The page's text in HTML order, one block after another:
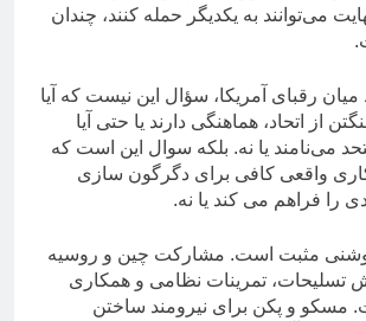
می‌توانند به یکدیگر حمله کنند، چندان
رقبای آمریکا، سؤال این نیست که آیا
از اتحاد، هماهنگی دارند یا حتی آیا
می‌نامند یا نه. بلکه سوال این است که
واقعی کافی برای دگرگون سازی
را فراهم می کند یا نه.
مثبت است. مشارکت چین و روسیه
تسلیحات، تمرینات نظامی و همکاری
مسکو و پکن برای نیرومند ساختن